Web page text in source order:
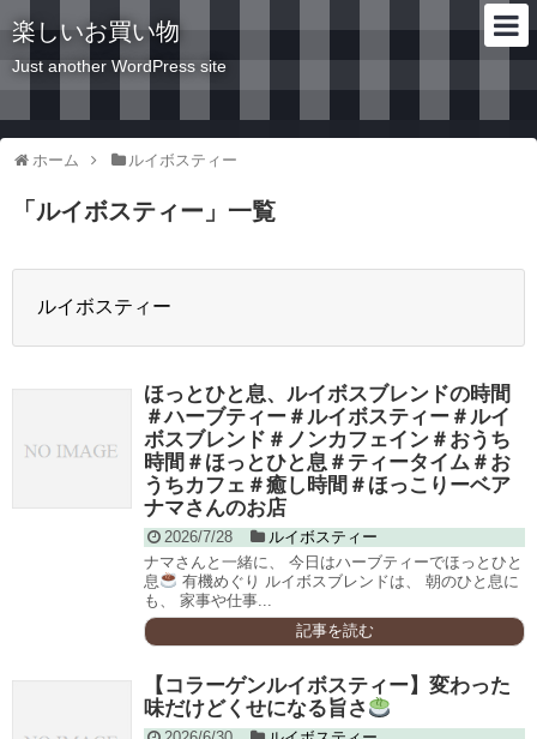
楽しいお買い物
Just another WordPress site
ホーム ルイボスティー
「 ルイボスティー 」 一覧
ルイボスティー
ほっとひと息、ルイボスブレンドの時間
＃ハーブティー＃ルイボスティー＃ルイ
ボスブレンド＃ノンカフェイン＃おうち
時間＃ほっとひと息＃ティータイム＃お
うちカフェ＃癒し時間＃ほっこりーベア
ナマさんのお店
2026/7/28
ルイボスティー
ナマさんと一緒に、 今日はハーブティーでほっとひと
息
有機めぐり ルイボスブレンドは、 朝のひと息に
も、 家事や仕事...
記事を読む
【コラーゲンルイボスティー】変わった
味だけどくせになる旨さ